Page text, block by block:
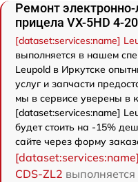
Ремонт электронно-
прицела VX-5HD 4-
[dataset:services:name]
выполняется в нашем
Leupold в Иркутске
услуг и запчасти
мы в сервисе уверены в
[dataset:services:name]
будет стоить на -15%
сайте через форму
CDS-ZL2